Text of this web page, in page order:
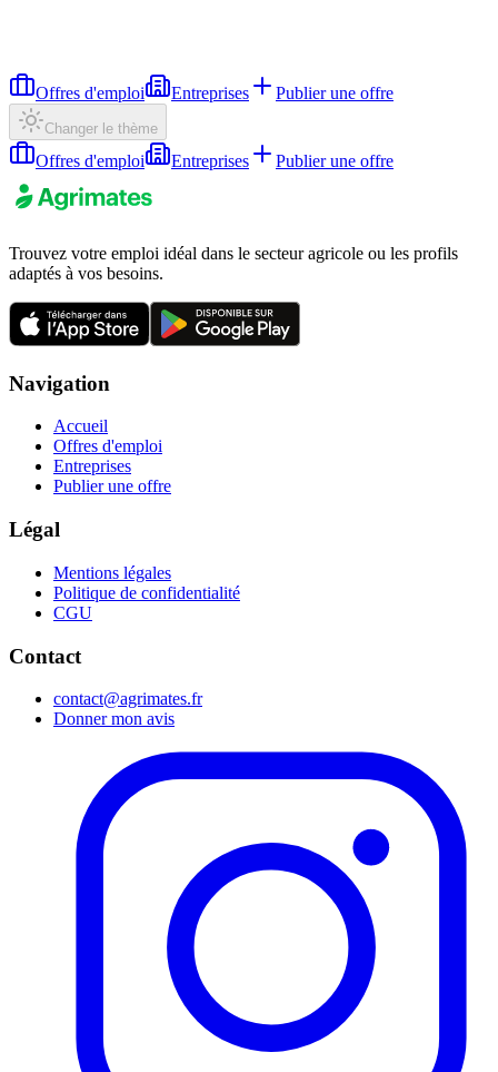
Offres d'emploi Entreprises Publier une offre
Changer le thème
Offres d'emploi Entreprises Publier une offre
Trouvez votre emploi idéal dans le secteur agricole ou les profils
adaptés à vos besoins.
Navigation
Accueil
Offres d'emploi
Entreprises
Publier une offre
Légal
Mentions légales
Politique de confidentialité
CGU
Contact
contact@agrimates.fr
Donner mon avis